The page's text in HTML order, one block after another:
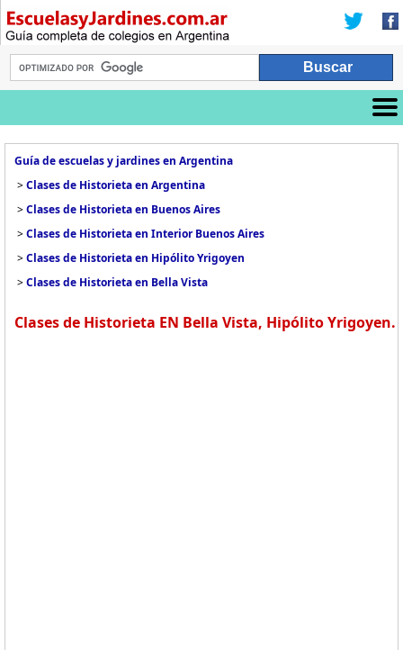
Guía de escuelas y jardines en Argentina
>Clases de Historieta en Argentina
>Clases de Historieta en Buenos Aires
>Clases de Historieta en Interior Buenos Aires
>Clases de Historieta en Hipólito Yrigoyen
>Clases de Historieta en Bella Vista
Clases de Historieta EN Bella Vista, Hipólito Yrigoyen.